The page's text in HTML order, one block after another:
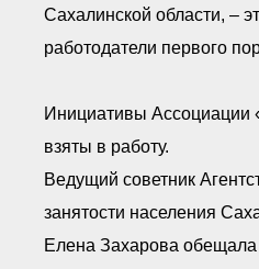
Сахалинской области, –
работодатели первого
Инициативы Ассоциации
взяты в работу.
Ведущий советник
занятости населения
Елена Захарова